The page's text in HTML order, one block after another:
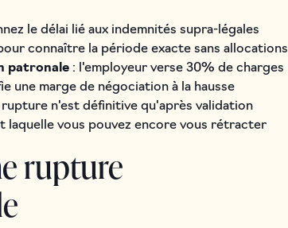
le délai lié aux indemnités supra-légales
connaître la période exacte sans allocations
patronale : l'employeur verse 30% de charges
une marge de négociation à la hausse
n'est définitive qu'après validation
laquelle vous pouvez encore vous rétracter
rupture